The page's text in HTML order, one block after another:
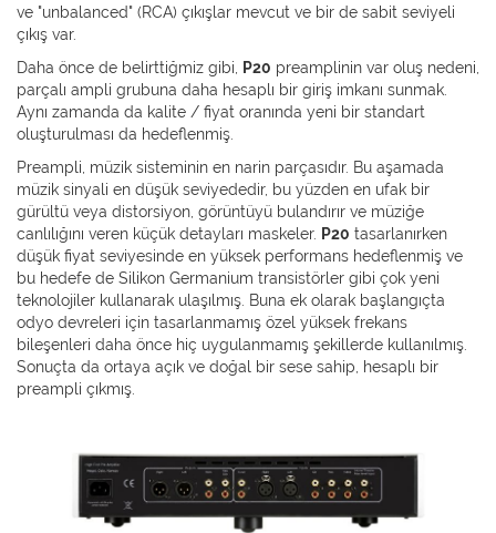
ve "unbalanced" (RCA) çıkışlar mevcut ve bir de sabit seviyeli
çıkış var.
Daha önce de belirttiğmiz gibi, P20 preamplinin var oluş nedeni,
parçalı ampli grubuna daha hesaplı bir giriş imkanı sunmak.
Aynı zamanda da kalite / fiyat oranında yeni bir standart
oluşturulması da hedeflenmiş.
Preampli, müzik sisteminin en narin parçasıdır. Bu aşamada
müzik sinyali en düşük seviyededir, bu yüzden en ufak bir
gürültü veya distorsiyon, görüntüyü bulandırır ve müziğe
canlılığını veren küçük detayları maskeler. P20 tasarlanırken
düşük fiyat seviyesinde en yüksek performans hedeflenmiş ve
bu hedefe de Silikon Germanium transistörler gibi çok yeni
teknolojiler kullanarak ulaşılmış. Buna ek olarak başlangıçta
odyo devreleri için tasarlanmamış özel yüksek frekans
bileşenleri daha önce hiç uygulanmamış şekillerde kullanılmış.
Sonuçta da ortaya açık ve doğal bir sese sahip, hesaplı bir
preampli çıkmış.